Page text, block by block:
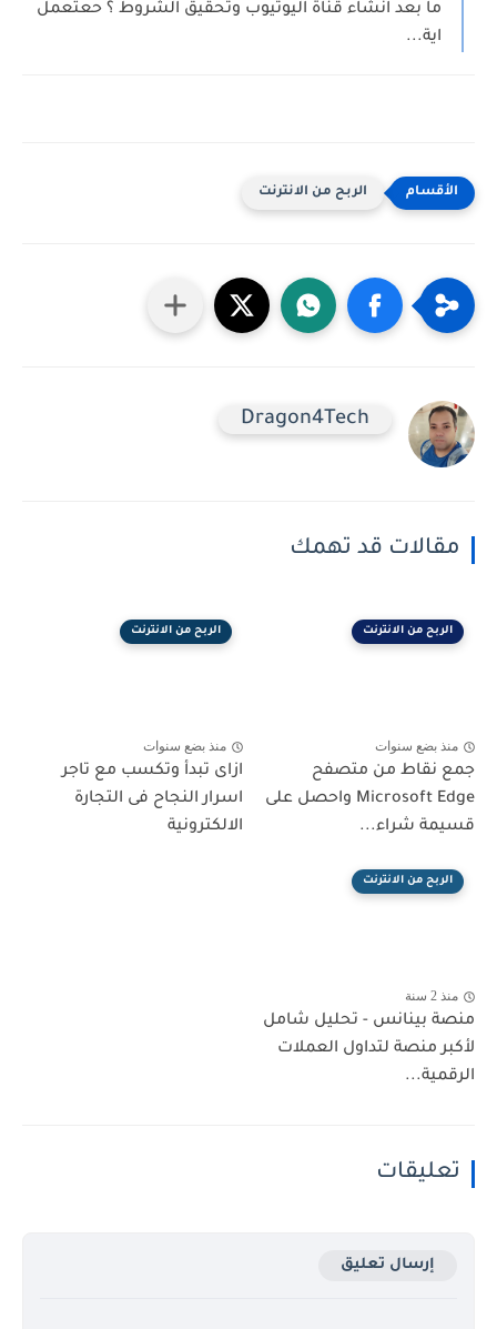
ما بعد انشاء قناة اليوتيوب وتحقيق الشروط ؟ حعتعمل
اية...
الربح من الانترنت
Dragon4Tech
مقالات قد تهمك
الربح من الانترنت
منذ بضع سنوات
جمع نقاط من متصفح
Microsoft Edge واحصل على
قسيمة شراء...
الربح من الانترنت
منذ بضع سنوات
ازاى تبدأ وتكسب مع تاجر
اسرار النجاح فى التجارة
الالكترونية
الربح من الانترنت
منذ 2 سنة
منصة بينانس - تحليل شامل
لأكبر منصة لتداول العملات
الرقمية...
تعليقات
إرسال تعليق